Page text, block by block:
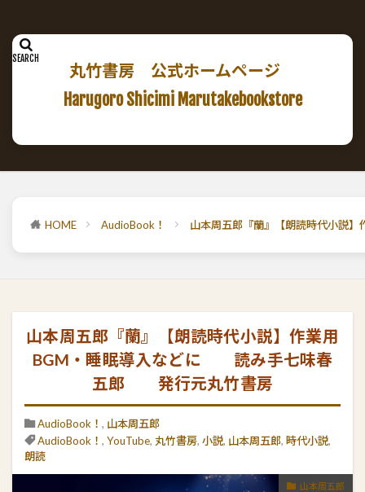
丸竹書房 公式ホームページ
Harugoro Shicimi Marutakebookstore
HOME AudioBook！ 山本周五郎『蘭』【朗読時代小
山本周五郎『蘭』【朗読時代小説】作業用
BGM・睡眠導入などに 読み手七味春
五郎 発行元丸竹書房
AudioBook！ , 山本周五郎
AudioBook！ , YouTube, 丸竹書房, 小説, 山本周五郎, 時代小説,
朗読
山本周五郎